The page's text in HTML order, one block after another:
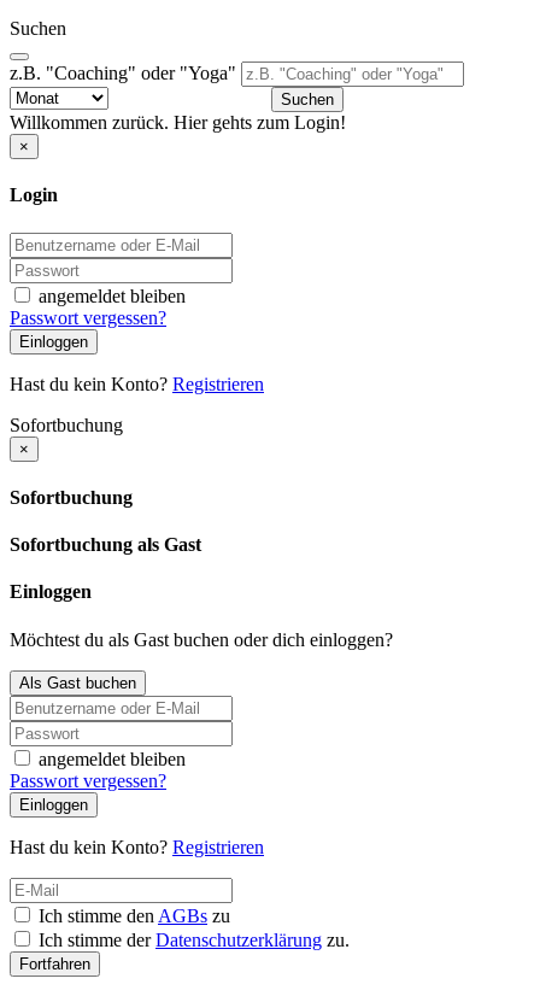
Suchen
z.B. "Coaching" oder "Yoga"
Suchen
Willkommen zurück. Hier gehts zum Login!
×
Login
angemeldet bleiben
Passwort vergessen?
Einloggen
Hast du kein Konto? Registrieren
Sofortbuchung
×
Sofortbuchung
Sofortbuchung als Gast
Einloggen
Möchtest du als Gast buchen oder dich einloggen?
Als Gast buchen
angemeldet bleiben
Passwort vergessen?
Einloggen
Hast du kein Konto? Registrieren
Ich stimme den AGBs zu
Ich stimme derDatenschutzerklärung zu.
Fortfahren